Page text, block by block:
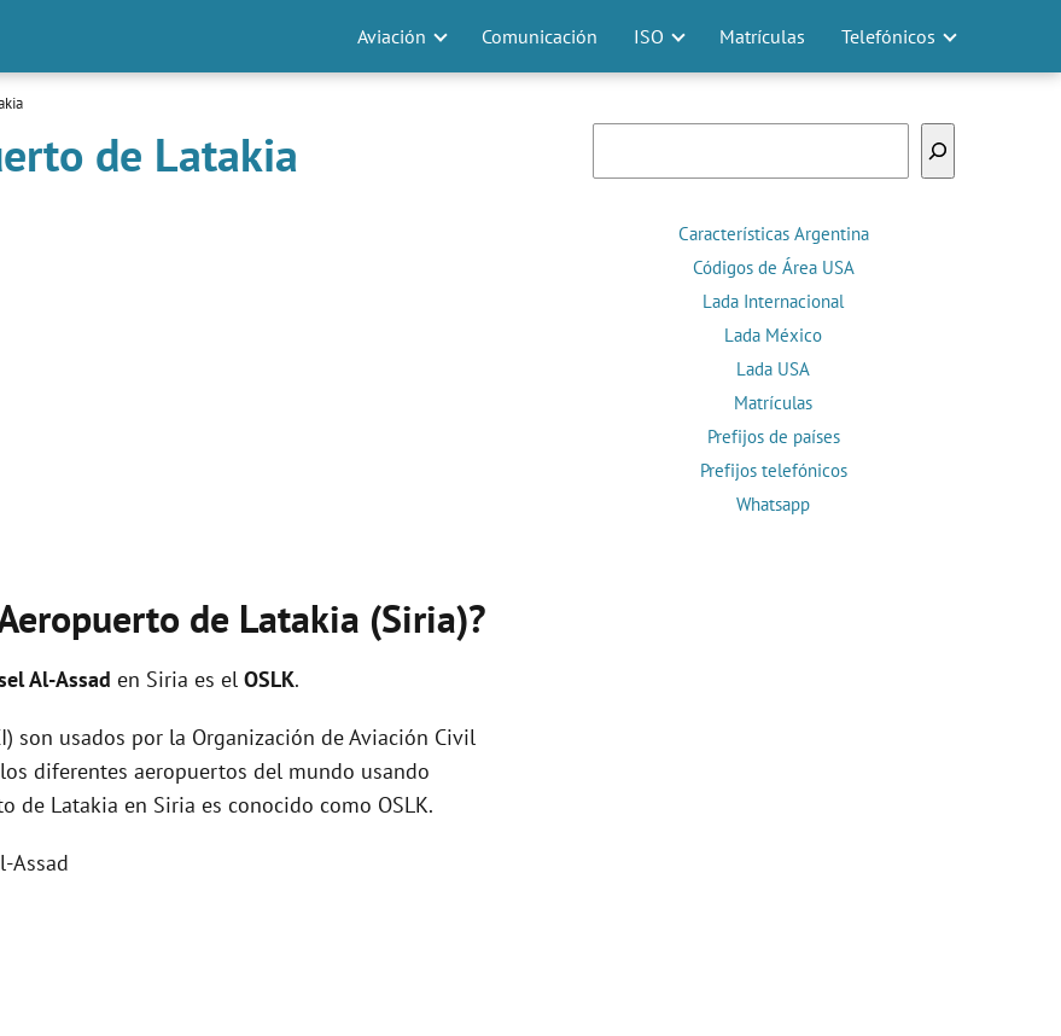
Aviación Comunicación ISO Matrículas Telefónicos
de Latakia
de Latakia (Siria)?
Al-Assad en Siria es el OSLK.
son usados por la Organización de Aviación Civil
diferentes aeropuertos del mundo usando
de Latakia en Siria es conocido como OSLK.
Assad
Características Argentina
Códigos de Área USA
Lada Internacional
Lada México
Lada USA
Matrículas
Prefijos de países
Prefijos telefónicos
Whatsapp